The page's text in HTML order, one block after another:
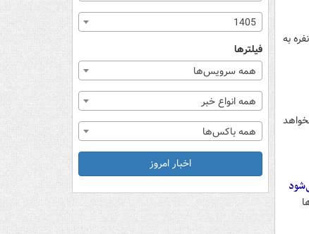
کارشناس فوتبال با بیان اینکه استقلال نمایش خوبی برابر شمس آذر از خود نشان نداد و حتی می رفت مقابل حریف ۱۰ نفره به
1405
فیلترها
همه سرویس‌ها
همه انواع خبر
همه باکس‌ها
اخبار امروز